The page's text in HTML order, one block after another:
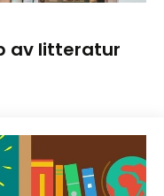
av litteratur